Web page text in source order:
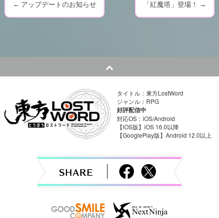
P
s
t
a
← アップデートのお知らせ 「紅魔塔」登場！ →
タイトル：東方LostWord
ジャンル：RPG
好評配信中
対応OS：iOS/Android
【iOS版】iOS 16.0以降
【GooglePlay版】Android 12.0以上